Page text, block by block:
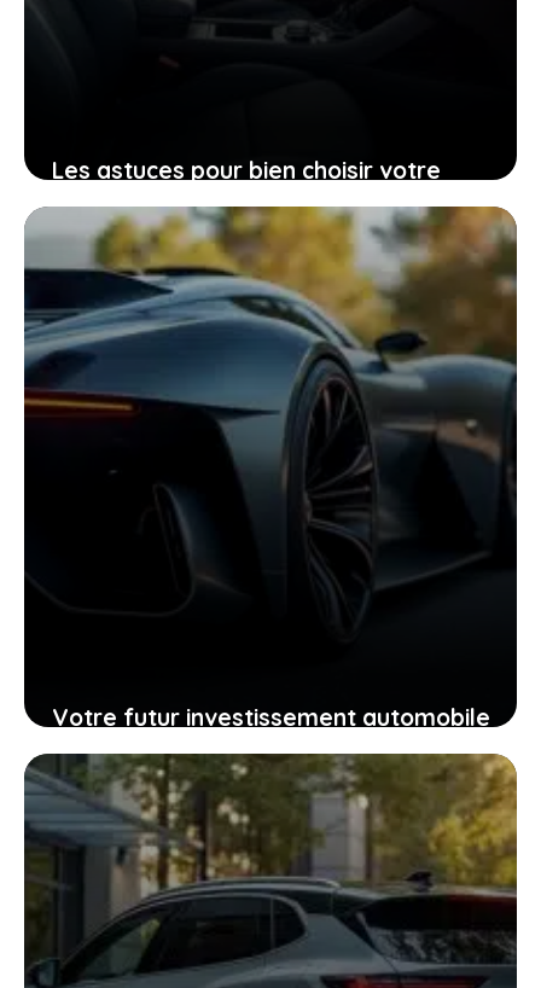
Les astuces pour bien choisir votre
Peugeot 206 d’occasion grâce à sa
fiche technique
25 janvier 2026
Votre futur investissement automobile
: pourquoi la GTR ou la RZ d’Ultima
supercar pourraient vous surprendre
24 janvier 2026